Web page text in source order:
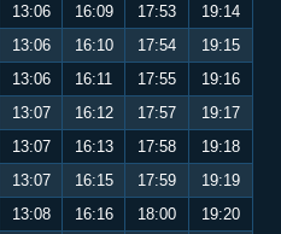
13:06 16:09 17:53
19:14
13:06 16:10 17:54
19:15
13:06 16:11 17:55
19:16
13:07 16:12 17:57
19:17
13:07 16:13 17:58
19:18
13:07 16:15 17:59
19:19
13:08 16:16 18:00
19:20